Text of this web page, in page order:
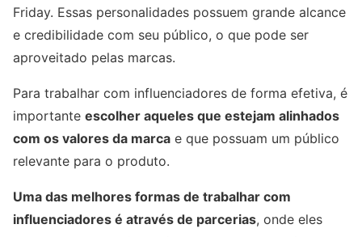
Friday. Essas personalidades possuem grande alcance
e credibilidade com seu público, o que pode ser
aproveitado pelas marcas.
Para trabalhar com influenciadores de forma efetiva, é
importante escolher aqueles que estejam alinhados
com os valores da marca e que possuam um público
relevante para o produto.
Uma das melhores formas de trabalhar com
influenciadores é através de parcerias, onde eles